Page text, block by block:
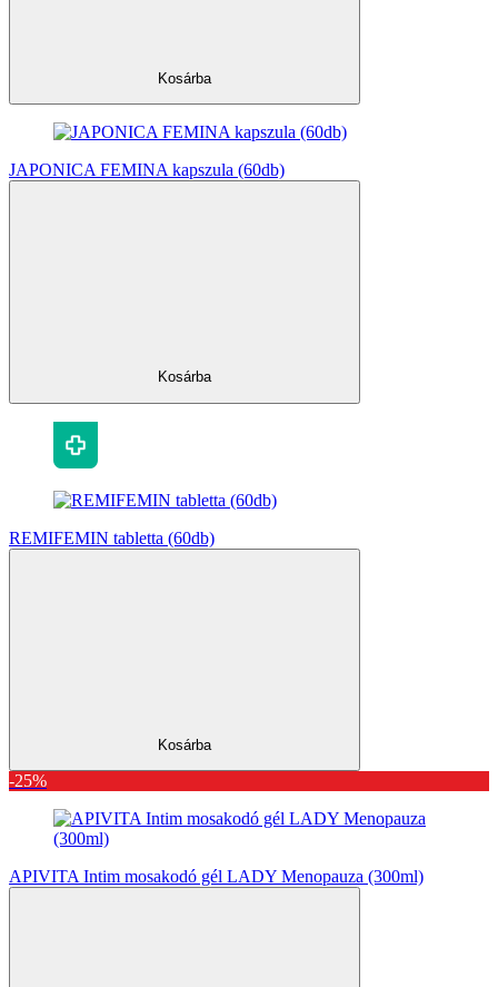
Kosárba
JAPONICA FEMINA kapszula (60db)
Kosárba
REMIFEMIN tabletta (60db)
Kosárba
-25%
APIVITA Intim mosakodó gél LADY Menopauza (300ml)